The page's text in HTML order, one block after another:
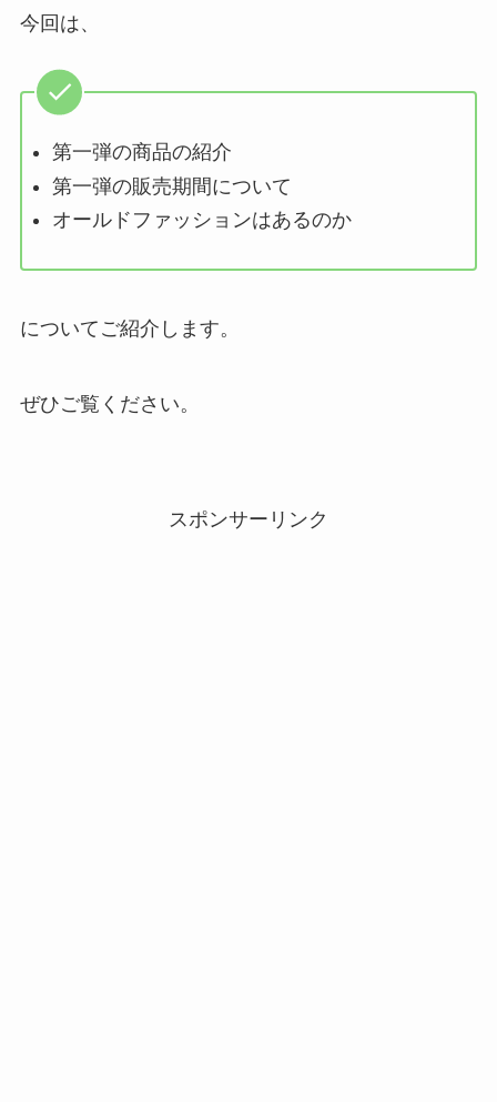
今回は、
第一弾の商品の紹介
第一弾の販売期間について
オールドファッションはあるのか
についてご紹介します。
ぜひご覧ください。
スポンサーリンク